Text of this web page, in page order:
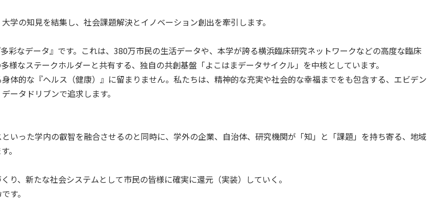
の知見を結集し、社会課題解決とイノベーション創出を牽引します。
彩なデータ』です。これは、380万市民の生活データや、本学が誇る横浜臨床研究ネットワークなどの高度な臨床
なステークホルダーと共有する、独自の共創基盤「よこはまデータサイクル」を中核としています。
体的な『ヘルス（健康）』に留まりません。私たちは、精神的な充実や社会的な幸福までをも包含する、エビデン
ータドリブンで追求します。
いった学内の叡智を融合させるのと同時に、学外の企業、自治体、研究機関が「知」と「課題」を持ち寄る、地域
。
、新たな社会システムとして市民の皆様に確実に還元（実装）していく。
す。